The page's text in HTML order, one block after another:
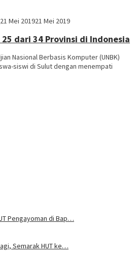
21 Mei 201921 Mei 2019
dari 34 Provinsi di Indonesia
Nasional Berbasis Komputer (UNBK)
siswi di Sulut dengan menempati
Pengayoman di Bap…
Semarak HUT ke…